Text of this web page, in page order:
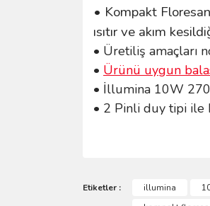
• Kompakt
ısıtır ve akım
• Üretiliş amaçları
• Ürünü uygun
• İllumina 10W
• 2 Pinli duy tipi ile
Görüş ve önerileriniz için
Etiketler : illumina